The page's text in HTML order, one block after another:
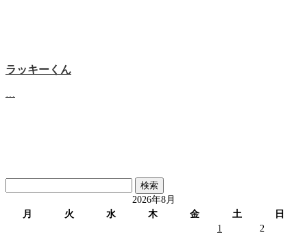
ラッキーくん
索:
2026年8月
月
火 水 木 金 土
日
1
2